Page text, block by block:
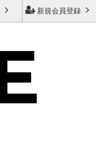
新規会員登録